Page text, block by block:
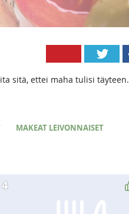
sitä, ettei maha tulisi täyteen.
MAKEAT LEIVONNAISET
4